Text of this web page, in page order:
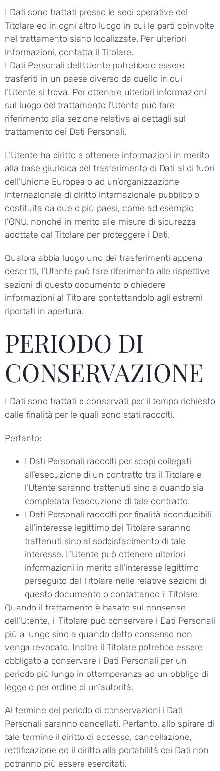
I Dati sono trattati presso le sedi operative del
Titolare ed in ogni altro luogo in cui le parti coinvolte
nel trattamento siano localizzate. Per ulteriori
informazioni, contatta il Titolare.
I Dati Personali dell’Utente potrebbero essere
trasferiti in un paese diverso da quello in cui
l’Utente si trova. Per ottenere ulteriori informazioni
sul luogo del trattamento l’Utente può fare
riferimento alla sezione relativa ai dettagli sul
trattamento dei Dati Personali.
L’Utente ha diritto a ottenere informazioni in merito
alla base giuridica del trasferimento di Dati al di fuori
dell’Unione Europea o ad un’organizzazione
internazionale di diritto internazionale pubblico o
costituita da due o più paesi, come ad esempio
l’ONU, nonché in merito alle misure di sicurezza
adottate dal Titolare per proteggere i Dati.
Qualora abbia luogo uno dei trasferimenti appena
descritti, l’Utente può fare riferimento alle rispettive
sezioni di questo documento o chiedere
informazioni al Titolare contattandolo agli estremi
riportati in apertura.
PERIODO DI
CONSERVAZIONE
I Dati sono trattati e conservati per il tempo richiesto
dalle finalità per le quali sono stati raccolti.
Pertanto:
I Dati Personali raccolti per scopi collegati
all’esecuzione di un contratto tra il Titolare e
l’Utente saranno trattenuti sino a quando sia
completata l’esecuzione di tale contratto.
I Dati Personali raccolti per finalità riconducibili
all’interesse legittimo del Titolare saranno
trattenuti sino al soddisfacimento di tale
interesse. L’Utente può ottenere ulteriori
informazioni in merito all’interesse legittimo
perseguito dal Titolare nelle relative sezioni di
questo documento o contattando il Titolare.
Quando il trattamento è basato sul consenso
dell’Utente, il Titolare può conservare i Dati Personali
più a lungo sino a quando detto consenso non
venga revocato. Inoltre il Titolare potrebbe essere
obbligato a conservare i Dati Personali per un
periodo più lungo in ottemperanza ad un obbligo di
legge o per ordine di un’autorità.
Al termine del periodo di conservazioni i Dati
Personali saranno cancellati. Pertanto, allo spirare di
tale termine il diritto di accesso, cancellazione,
rettificazione ed il diritto alla portabilità dei Dati non
potranno più essere esercitati.